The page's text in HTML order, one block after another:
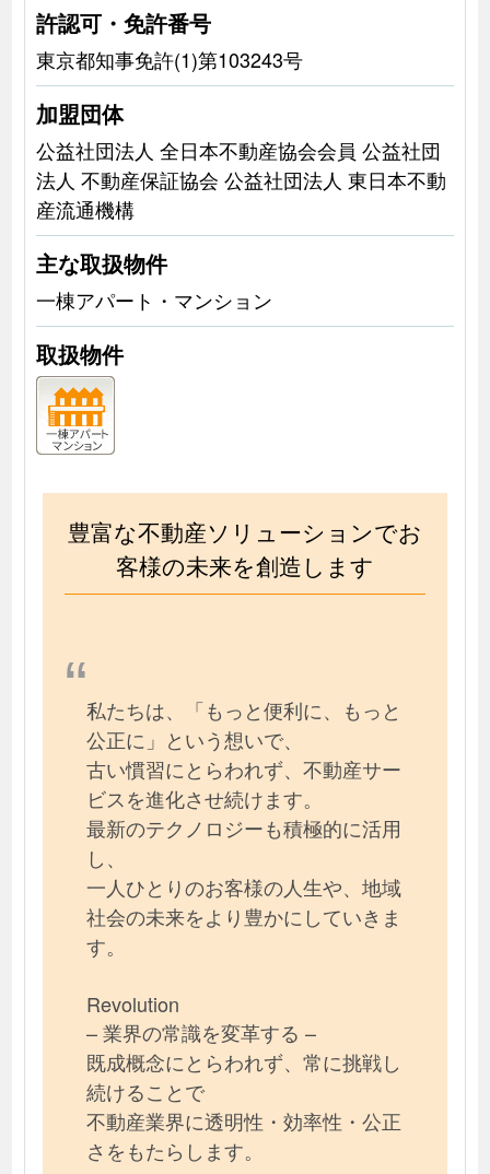
許認可・免許番号
東京都知事免許(1)第103243号
加盟団体
公益社団法人 全日本不動産協会会員 公益社団
法人 不動産保証協会 公益社団法人 東日本不動
産流通機構
主な取扱物件
一棟アパート・マンション
取扱物件
豊富な不動産ソリューションでお
客様の未来を創造します
私たちは、「もっと便利に、もっと
公正に」という想いで、
古い慣習にとらわれず、不動産サー
ビスを進化させ続けます。
最新のテクノロジーも積極的に活用
し、
一人ひとりのお客様の人生や、地域
社会の未来をより豊かにしていきま
す。
Revolution
– 業界の常識を変革する –
既成概念にとらわれず、常に挑戦し
続けることで
不動産業界に透明性・効率性・公正
さをもたらします。